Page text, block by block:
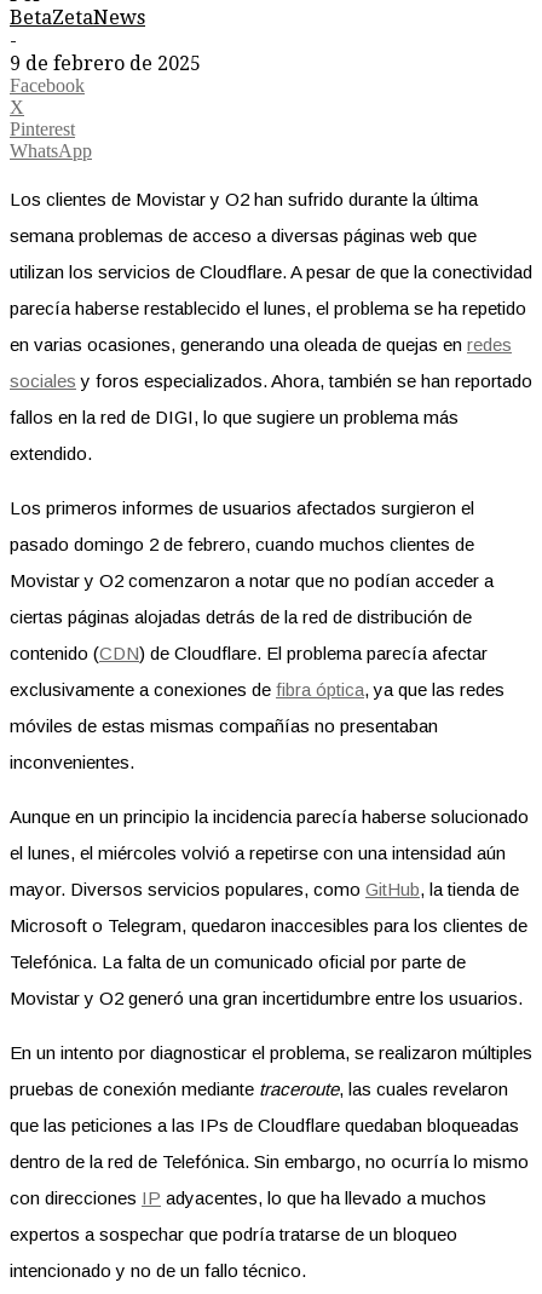
BetaZetaNews
-
9 de febrero de 2025
Facebook
X
Pinterest
WhatsApp
Los clientes de Movistar y O2 han sufrido durante la última
semana problemas de acceso a diversas páginas web que
utilizan los servicios de Cloudflare. A pesar de que la conectividad
parecía haberse restablecido el lunes, el problema se ha repetido
en varias ocasiones, generando una oleada de quejas en redes
sociales y foros especializados. Ahora, también se han reportado
fallos en la red de DIGI, lo que sugiere un problema más
extendido.
Los primeros informes de usuarios afectados surgieron el
pasado domingo 2 de febrero, cuando muchos clientes de
Movistar y O2 comenzaron a notar que no podían acceder a
ciertas páginas alojadas detrás de la red de distribución de
contenido (CDN) de Cloudflare. El problema parecía afectar
exclusivamente a conexiones de fibra óptica, ya que las redes
móviles de estas mismas compañías no presentaban
inconvenientes.
Aunque en un principio la incidencia parecía haberse solucionado
el lunes, el miércoles volvió a repetirse con una intensidad aún
mayor. Diversos servicios populares, como GitHub, la tienda de
Microsoft o Telegram, quedaron inaccesibles para los clientes de
Telefónica. La falta de un comunicado oficial por parte de
Movistar y O2 generó una gran incertidumbre entre los usuarios.
En un intento por diagnosticar el problema, se realizaron múltiples
pruebas de conexión mediante traceroute, las cuales revelaron
que las peticiones a las IPs de Cloudflare quedaban bloqueadas
dentro de la red de Telefónica. Sin embargo, no ocurría lo mismo
con direcciones IP adyacentes, lo que ha llevado a muchos
expertos a sospechar que podría tratarse de un bloqueo
intencionado y no de un fallo técnico.